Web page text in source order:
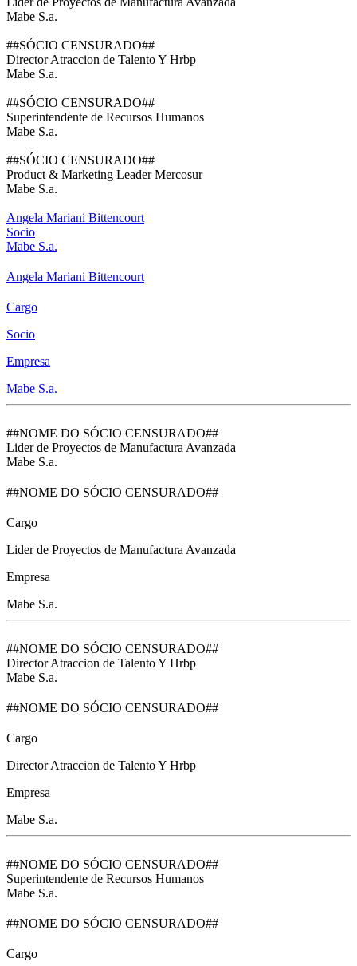
Mabe S.a.
##SÓCIO CENSURADO##
Director Atraccion de Talento Y Hrbp
Mabe S.a.
##SÓCIO CENSURADO##
Superintendente de Recursos Humanos
Mabe S.a.
##SÓCIO CENSURADO##
Product & Marketing Leader Mercosur
Mabe S.a.
Angela Mariani Bittencourt
Socio
Mabe S.a.
Angela Mariani Bittencourt
Cargo
Socio
Empresa
Mabe S.a.
##NOME DO SÓCIO CENSURADO##
Lider de Proyectos de Manufactura Avanzada
Mabe S.a.
##NOME DO SÓCIO CENSURADO##
Cargo
Lider de Proyectos de Manufactura Avanzada
Empresa
Mabe S.a.
##NOME DO SÓCIO CENSURADO##
Director Atraccion de Talento Y Hrbp
Mabe S.a.
##NOME DO SÓCIO CENSURADO##
Cargo
Director Atraccion de Talento Y Hrbp
Empresa
Mabe S.a.
##NOME DO SÓCIO CENSURADO##
Superintendente de Recursos Humanos
Mabe S.a.
##NOME DO SÓCIO CENSURADO##
Cargo